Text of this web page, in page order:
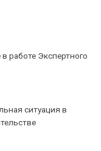
работе Экспертного
ситуация в